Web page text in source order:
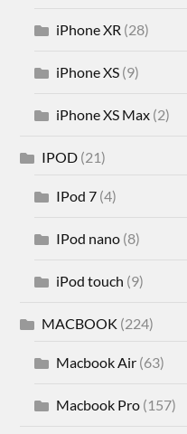
iPhone XR (28)
iPhone XS (9)
iPhone XS Max (2)
IPOD (21)
IPod 7 (4)
IPod nano (8)
iPod touch (9)
MACBOOK (224)
Macbook Air (63)
Macbook Pro (157)